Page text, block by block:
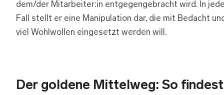
dem/der Mitarbeiter:in entgegengebracht wird. In
Fall stellt er eine Manipulation dar, die mit Bedacht
viel Wohlwollen eingesetzt werden will.
Der goldene Mittelweg: So findest